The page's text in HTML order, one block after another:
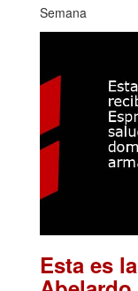
Semana
Esta es